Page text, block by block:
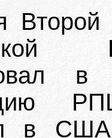
Второй
в